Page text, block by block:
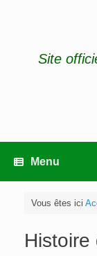
Site
Menu
Vous êtes ici
Histoire